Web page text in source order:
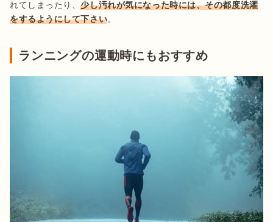
れてしまったり、少し汚れが気になった時には、その都度洗濯
をするようにして下さい。
ランニングの運動時にもおすすめ